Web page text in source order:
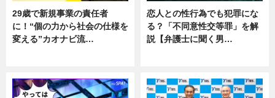
29歳で新規事業の責任者
に！“個の力から社会の仕様を
変える”カオナビ流…
恋人との性行為でも犯罪にな
る？「不同意性交等罪」を解
説【弁護士に聞く男…